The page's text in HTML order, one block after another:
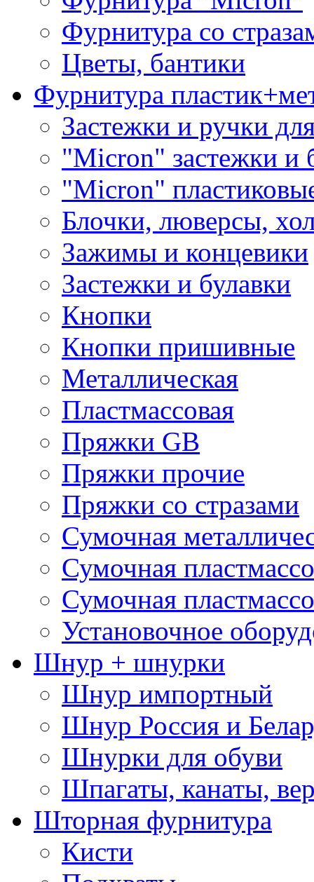
Фурнитура со
Цветы, бантики
Фурнитура
Застежки и ручки
"Micron" застежки и
"Micron"
Блочки, люверсы,
Зажимы и концевики
Застежки и булавки
Кнопки
Кнопки пришивные
Металлическая
Пластмассовая
Пряжки GB
Пряжки прочие
Пряжки со стразами
Сумочная
Сумочная
Сумочная
Установочное
Шнур + шнурки
Шнур импортный
Шнур Россия и
Шнурки для обуви
Шпагаты, канаты,
Шторная фурнитура
Кисти